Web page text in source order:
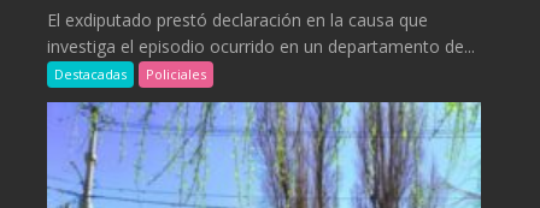
El exdiputado prestó declaración en la causa que
investiga el episodio ocurrido en un departamento de...
Destacadas Policiales